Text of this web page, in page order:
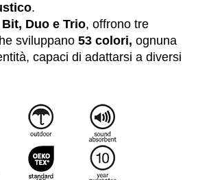
.
Bit, Duo e Trio, offrono tre
sviluppano 53 colori, ognuna
capaci di adattarsi a diversi